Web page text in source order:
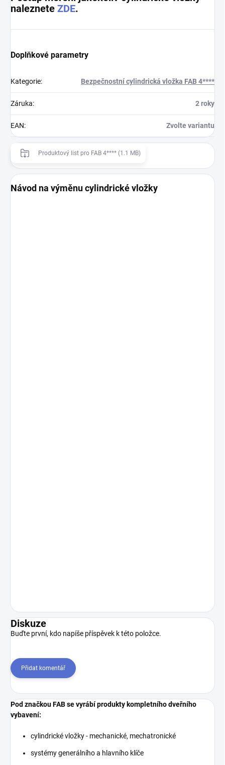
naleznete ZDE.
Doplňkové parametry
Kategorie: Bezpečnostní cylindrická vložka FAB 4****
Záruka: 2 roky
EAN: Zvolte variantu
Produktový list pro FAB 4**** (1.1 MB)
Návod na výměnu cylindrické vložky
Diskuze
Buďte první, kdo napíše příspěvek k této položce.
Přidat komentář
Pod značkou FAB se vyrábí produkty kompletního dveřního
vybavení:
cylindrické vložky - mechanické, mechatronické
systémy generálního a hlavního klíče